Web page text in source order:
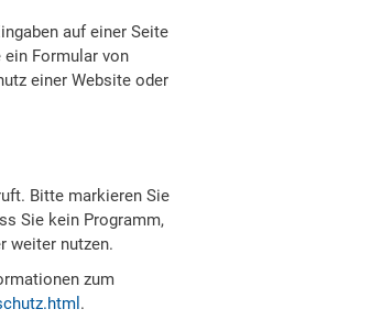
auf einer Seite
ein Formular von
einer Website oder
Bitte markieren Sie
Sie kein Programm,
weiter nutzen.
zum
.